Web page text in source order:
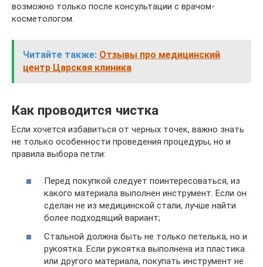
возможно только после консультации с врачом-
косметологом.
Читайте также: Отзывы про медицинский
центр Царская клиника
Как проводится чистка
Если хочется избавиться от черных точек, важно знать
не только особенности проведения процедуры, но и
правила выбора петли:
Перед покупкой следует поинтересоваться, из
какого материала выполнен инструмент. Если он
сделан не из медицинской стали, лучше найти
более подходящий вариант;
Стальной должна быть не только петелька, но и
рукоятка. Если рукоятка выполнена из пластика
или другого материала, покупать инструмент не